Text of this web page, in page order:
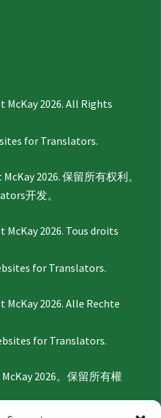
2026. All Rights
for Translators.
2026. 保留所有权利。
开发。
2026. Tous droits
for Translators.
2026. Alle Rechte
for Translators.
2026。保留所有權
開發。